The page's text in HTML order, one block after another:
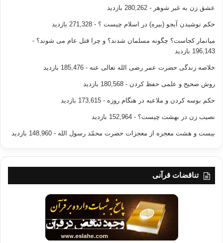
عشق زن به غیر شوهر - 280,262 بازدید
حکم نوشیدن آبجو (بیره) در اسلام چیست ؟ - 271,328 بازدید
میانمار کجاست؟ چگونه مسلمان شدند؟ و چرا قتل عام می شوند؟ -
196,143 بازدید
خلاصه زندگی حضرت عمر رضی الله تعالی عنه - 185,476 بازدید
روش صحیح و علمی حفظ کردن - 180,568 بازدید
حکم بوسه کردن و ملاعبه در هنگام روزه - 173,615 بازدید
نصیب زن در بهشت چیست؟ - 152,964 بازدید
بیست و هشت معجزه از معجزات حضرت محمّد رسول الله - 148,960 بازدید
تناقضات قرآنی